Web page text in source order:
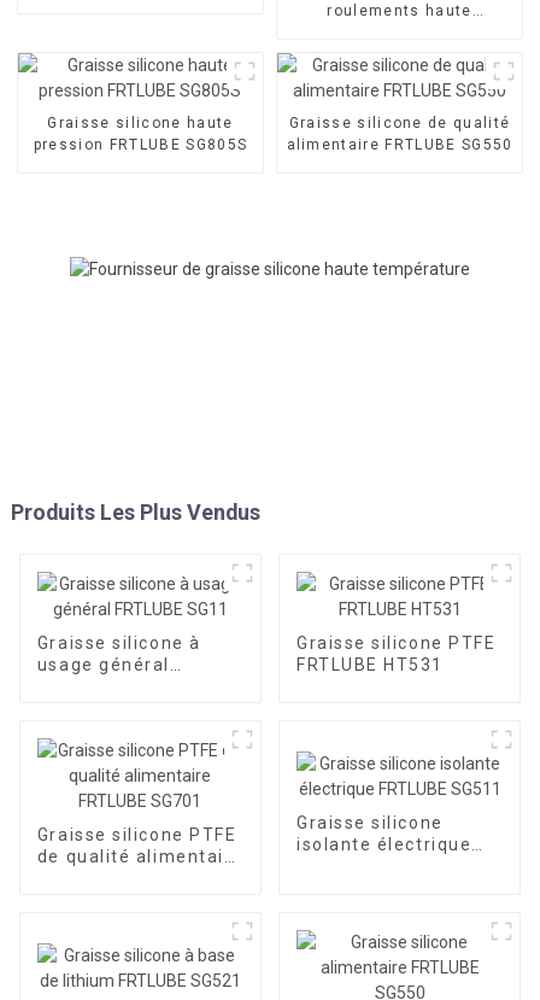
roulements haute
Graisse silicone haute
pression FRTLUBE SG805S
Graisse silicone de qualité
alimentaire FRTLUBE SG550
Produits Les Plus Vendus
Graisse silicone à
usage général
Graisse silicone PTFE
FRTLUBE HT531
Graisse silicone PTFE
de qualité alimentaire
Graisse silicone
isolante électrique